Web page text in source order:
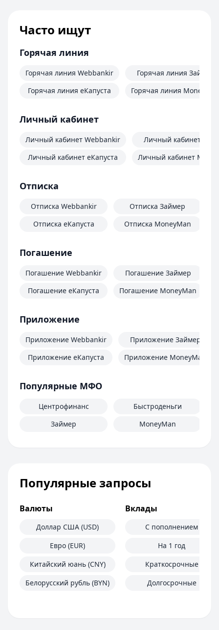
Часто ищут
Горячая линия
Горячая линия Webbankir
Горячая линия еКапуста
Горячая линия Займер
Горячая линия
Личный кабинет
Личный кабинет Webbankir
Личный кабинет еКапуста
Личный кабинет
Личный кабинет
Отписка
Отписка Webbankir
Отписка еКапуста
Отписка Займер
Отписка MoneyMan
Погашение
Погашение Webbankir
Погашение еКапуста
Погашение Займер
Погашение MoneyMan
Приложение
Приложение Webbankir
Приложение еКапуста
Приложение Займер
Приложение MoneyMan
Популярные МФО
Центрофинанс
Займер
Быстроденьги
MoneyMan
Популярные запросы
Валюты
Доллар США (USD)
Евро (EUR)
Китайский юань (CNY)
Белорусский рубль (BYN)
Вклады
С пополнением
На 1 год
Краткосрочные
Долгосрочные